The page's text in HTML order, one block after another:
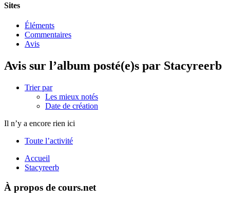
Sites
Éléments
Commentaires
Avis
Avis sur l’album posté(e)s par Stacyreerb
Trier par
Les mieux notés
Date de création
Il n’y a encore rien ici
Toute l’activité
Accueil
Stacyreerb
À propos de cours.net